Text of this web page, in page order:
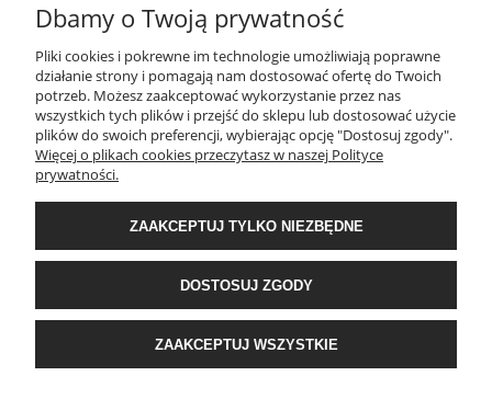
INFORMACJE
PŁATNOŚCI I DOSTAWA
O NAS
POPULARNE KATEGORIE
Krakowska 201, 34-124 Klecza Dolna, woj. małopolskie | e-mail:
ekomax.pl| telefon:507 086 377
Dbamy o Twoją prywatność
Pliki cookies i pokrewne im technologie umożliwiają poprawne
działanie strony i pomagają nam dostosować ofertę do Twoich
potrzeb. Możesz zaakceptować wykorzystanie przez nas
wszystkich tych plików i przejść do sklepu lub dostosować użycie
plików do swoich preferencji, wybierając opcję "Dostosuj zgody".
Więcej o plikach cookies przeczytasz w naszej Polityce
prywatności.
ZAAKCEPTUJ TYLKO NIEZBĘDNE
DOSTOSUJ ZGODY
ZAAKCEPTUJ WSZYSTKIE